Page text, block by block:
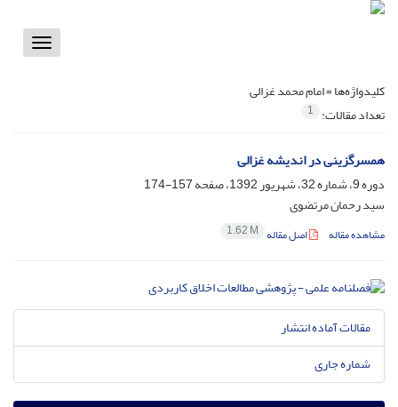
Toggle
کلیدواژه‌ها =امام محمد غزالی
تعداد مقالات: 1
همسرگزینی در اندیشه غزالی
دوره 9، شماره 32، شهریور 1392، صفحه
157-174
سید رحمان مرتضوی
مشاهده مقاله اصل مقاله 1.62 M
مقالات آماده انتشار
شماره جاری